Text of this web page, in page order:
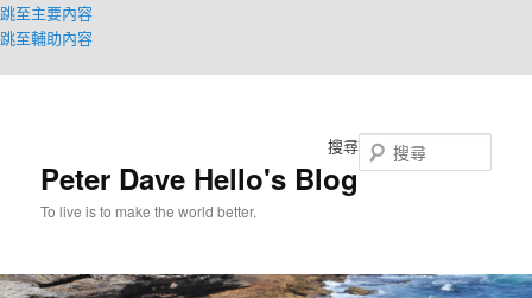
跳至主要內容
跳至輔助內容
Peter Dave Hello's Blog
To live is to make the world better.
搜尋